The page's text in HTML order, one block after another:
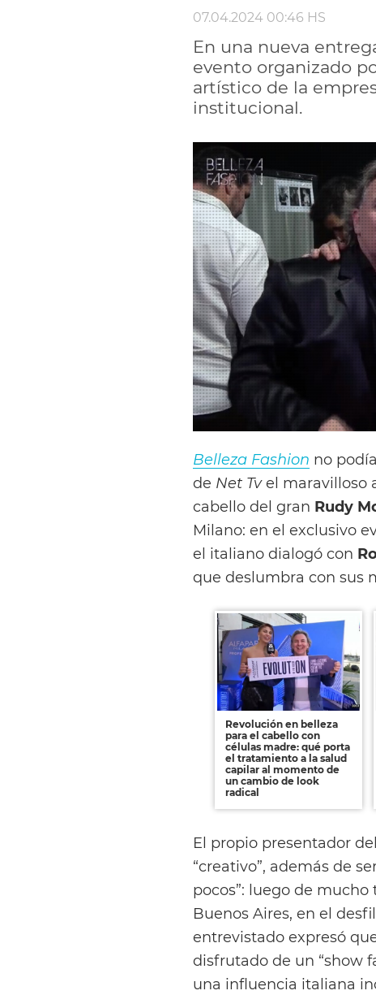
07.04.2024 00:46 HS
En una nueva
evento organizado
artístico de la
institucional.
Belleza Fashion no
de Net Tvel maravilloso
cabello del gran Rudy
Milano: en el exclusivo
el italiano dialogó con
que deslumbra con sus
Revolución en belleza
para el cabello con
células madre: qué porta
el tratamiento a la salud
capilar al momento de
un cambio de look
radical
El propio presentador
“creativo”, además de
pocos”: luego de
Buenos Aires, en el
entrevistado expresó
disfrutado de un “show
una influencia italiana